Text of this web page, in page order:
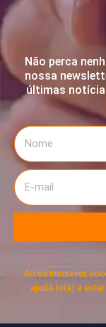
Não perca
nossa
últimas
Ao se inscrever,
ajudá-lo(a) a